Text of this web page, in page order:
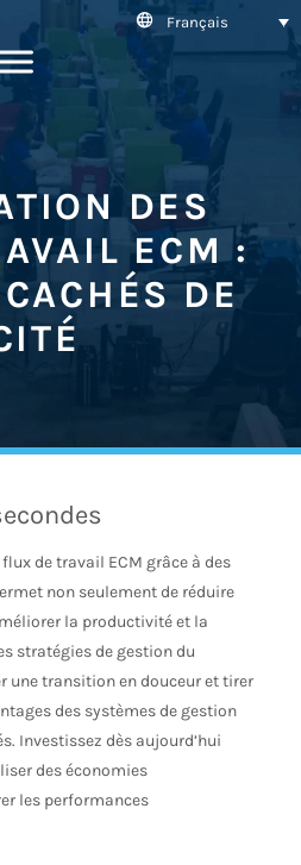
Français
DES
ECM :
DE
de travail ECM grâce à des
non seulement de réduire
la productivité et la
stratégies de gestion du
une transition en douceur et tirer
des systèmes de gestion
Investissez dès aujourd’hui
des économies
les performances